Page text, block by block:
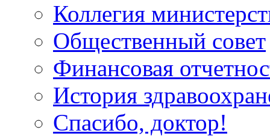
Коллегия
Общественный совет
Финансовая
История
Спасибо, доктор!